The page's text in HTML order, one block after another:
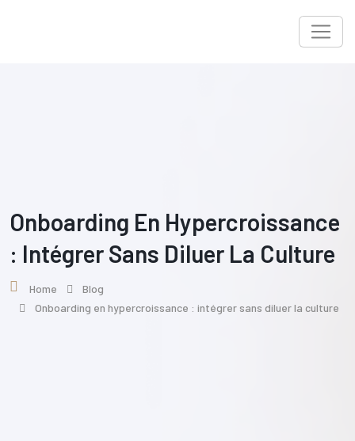
Onboarding En Hypercroissance
: Intégrer Sans Diluer La Culture
Home
Blog
Onboarding en hypercroissance : intégrer sans diluer la culture